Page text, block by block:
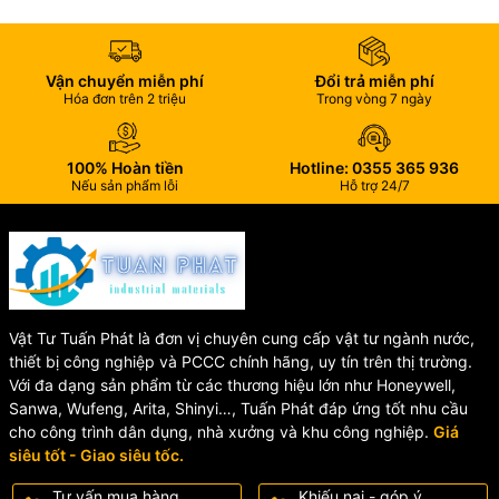
📋 Thông Số Kỹ Thuật Van
Chia Nước DV02
Mã sản phẩm:DV02
🔹Loại sản phẩm:Van chia nước chữ T
🔹Kích thước ren:G1/2" (Phi 21mm)
🔹Số đầu chờ:03 đầu ren tiêu chuẩn
🔹
Chất liệu: Nhựa ABS, POM cao cấp
🔹Áp suất làm việc:16 kg/cm² (1.56 MPa)
🔹Thương hiệu:Hùng Anh
🔹Xuất xứ:Việt Nam
🔧 Ứng Dụng Của Van Chia
Nước DV02
Vận chuyển miễn phí
Hóa đơn trên 2 triệu
Đổi trả miễn phí
Trong vòng 7 ngày
100% Hoàn tiền
Nếu sản phẩm lỗi
Hotline: 0355 365 936
Hỗ trợ 24/7
Vật Tư Tuấn Phát là đơn vị chuyên cung cấp vật tư ngành nước,
thiết bị công nghiệp và PCCC chính hãng, uy tín trên thị trường.
Với đa dạng sản phẩm từ các thương hiệu lớn như Honeywell,
Sanwa, Wufeng, Arita, Shinyi…, Tuấn Phát đáp ứng tốt nhu cầu
cho công trình dân dụng, nhà xưởng và khu công nghiệp. Giá
siêu tốt - Giao siêu tốc.